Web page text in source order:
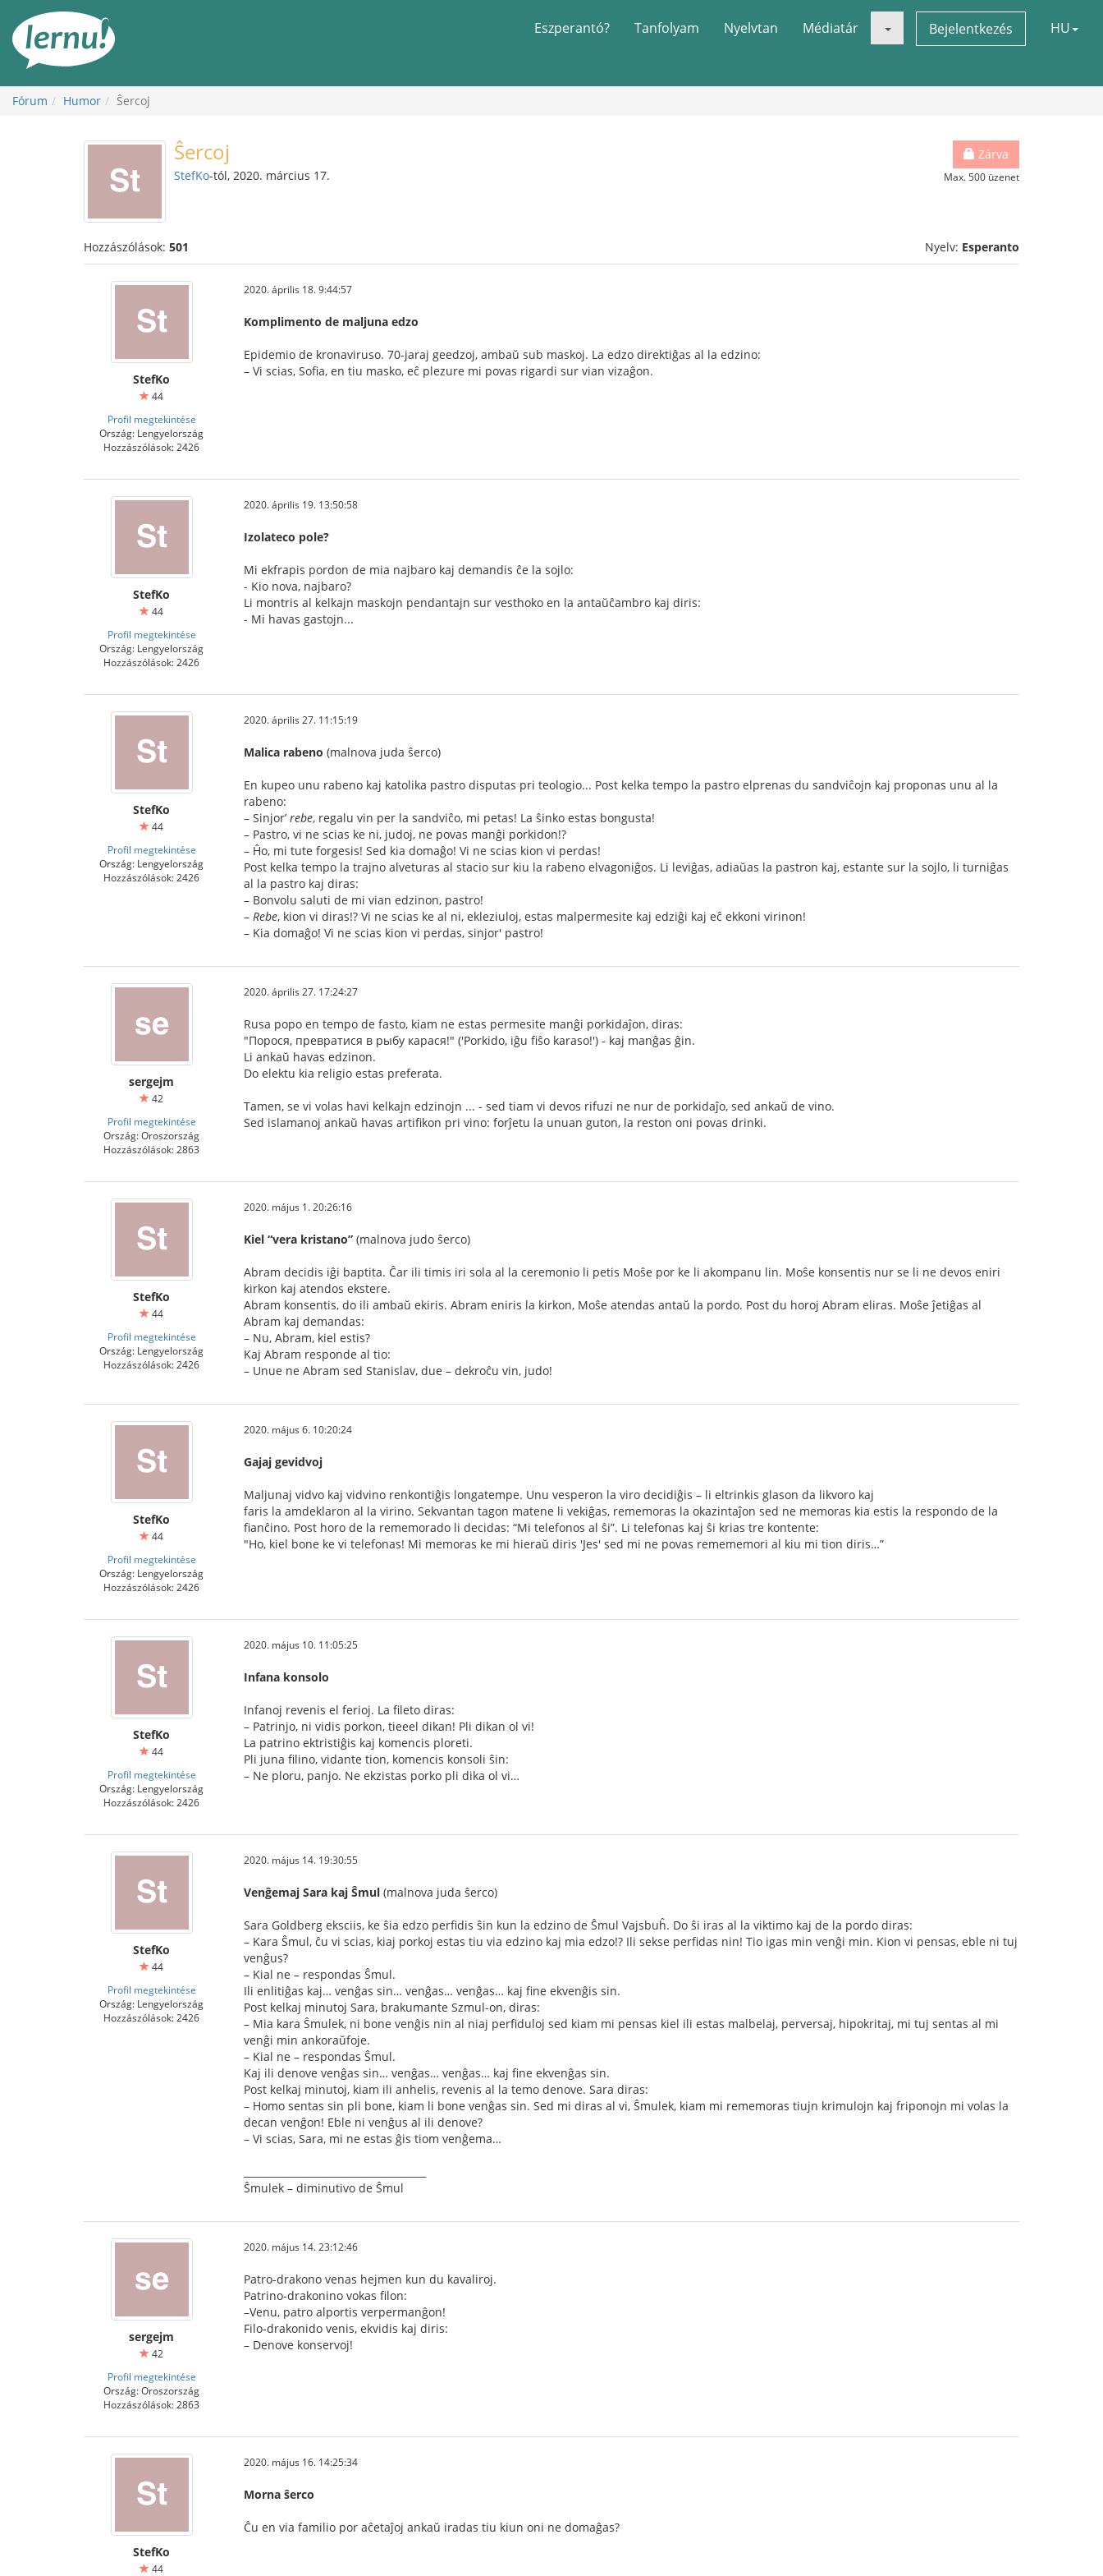
Eszperantó? Tanfolyam Nyelvtan Médiatár Bejelentkezés HU
Fórum Humor Ŝercoj
Zárva
Max. 500 üzenet
Ŝercoj
StefKo-tól, 2020. március 17.
Hozzászólások: 501 Nyelv: Esperanto
StefKo
44
Profil megtekintése
Ország: Lengyelország
Hozzászólások: 2426
2020. április 18. 9:44:57
Komplimento de maljuna edzo
Epidemio de kronaviruso. 70-jaraj geedzoj, ambaŭ sub maskoj. La edzo direktiĝas al la edzino:
– Vi scias, Sofia, en tiu masko, eĉ plezure mi povas rigardi sur vian vizaĝon.
StefKo
44
Profil megtekintése
Ország: Lengyelország
Hozzászólások: 2426
2020. április 19. 13:50:58
Izolateco pole?
Mi ekfrapis pordon de mia najbaro kaj demandis ĉe la sojlo:
- Kio nova, najbaro?
Li montris al kelkajn maskojn pendantajn sur vesthoko en la antaŭĉambro kaj diris:
- Mi havas gastojn...
StefKo
44
Profil megtekintése
Ország: Lengyelország
Hozzászólások: 2426
2020. április 27. 11:15:19
Malica rabeno (malnova juda ŝerco)
En kupeo unu rabeno kaj katolika pastro disputas pri teologio... Post kelka tempo la pastro elprenas du sandviĉojn kaj proponas unu al la
rabeno:
– Sinjor’ rebe, regalu vin per la sandviĉo, mi petas! La ŝinko estas bongusta!
– Pastro, vi ne scias ke ni, judoj, ne povas manĝi porkidon!?
– Ĥo, mi tute forgesis! Sed kia domaĝo! Vi ne scias kion vi perdas!
Post kelka tempo la trajno alveturas al stacio sur kiu la rabeno elvagoniĝos. Li leviĝas, adiaŭas la pastron kaj, estante sur la sojlo, li turniĝas
al la pastro kaj diras:
– Bonvolu saluti de mi vian edzinon, pastro!
– Rebe, kion vi diras!? Vi ne scias ke al ni, ekleziuloj, estas malpermesite kaj edziĝi kaj eĉ ekkoni virinon!
– Kia domaĝo! Vi ne scias kion vi perdas, sinjor' pastro!
sergejm
42
Profil megtekintése
Ország: Oroszország
Hozzászólások: 2863
2020. április 27. 17:24:27
Rusa popo en tempo de fasto, kiam ne estas permesite manĝi porkidaĵon, diras:
"Порося, превратися в рыбу карася!" ('Porkido, iĝu fiŝo karaso!') - kaj manĝas ĝin.
Li ankaŭ havas edzinon.
Do elektu kia religio estas preferata.
Tamen, se vi volas havi kelkajn edzinojn ... - sed tiam vi devos rifuzi ne nur de porkidaĵo, sed ankaŭ de vino.
Sed islamanoj ankaŭ havas artifikon pri vino: forĵetu la unuan guton, la reston oni povas drinki.
StefKo
44
Profil megtekintése
Ország: Lengyelország
Hozzászólások: 2426
2020. május 1. 20:26:16
Kiel “vera kristano” (malnova judo ŝerco)
Abram decidis iĝi baptita. Ĉar ili timis iri sola al la ceremonio li petis Moŝe por ke li akompanu lin. Moŝe konsentis nur se li ne devos eniri
kirkon kaj atendos ekstere.
Abram konsentis, do ili ambaŭ ekiris. Abram eniris la kirkon, Moŝe atendas antaŭ la pordo. Post du horoj Abram eliras. Moŝe ĵetiĝas al
Abram kaj demandas:
– Nu, Abram, kiel estis?
Kaj Abram responde al tio:
– Unue ne Abram sed Stanislav, due – dekroĉu vin, judo!
StefKo
44
Profil megtekintése
Ország: Lengyelország
Hozzászólások: 2426
2020. május 6. 10:20:24
Gajaj gevidvoj
Maljunaj vidvo kaj vidvino renkontiĝis longatempe. Unu vesperon la viro decidiĝis – li eltrinkis glason da likvoro kaj
faris la amdeklaron al la virino. Sekvantan tagon matene li vekiĝas, rememoras la okazintaĵon sed ne memoras kia estis la respondo de la
fianĉino. Post horo de la rememorado li decidas: “Mi telefonos al ŝi”. Li telefonas kaj ŝi krias tre kontente:
"Ho, kiel bone ke vi telefonas! Mi memoras ke mi hieraŭ diris 'Jes' sed mi ne povas remememori al kiu mi tion diris…”
StefKo
44
Profil megtekintése
Ország: Lengyelország
Hozzászólások: 2426
2020. május 10. 11:05:25
Infana konsolo
Infanoj revenis el ferioj. La fileto diras:
– Patrinjo, ni vidis porkon, tieeel dikan! Pli dikan ol vi!
La patrino ektristiĝis kaj komencis ploreti.
Pli juna filino, vidante tion, komencis konsoli ŝin:
– Ne ploru, panjo. Ne ekzistas porko pli dika ol vi…
StefKo
44
Profil megtekintése
Ország: Lengyelország
Hozzászólások: 2426
2020. május 14. 19:30:55
Venĝemaj Sara kaj Ŝmul (malnova juda ŝerco)
Sara Goldberg eksciis, ke ŝia edzo perfidis ŝin kun la edzino de Ŝmul Vajsbuĥ. Do ŝi iras al la viktimo kaj de la pordo diras:
– Kara Ŝmul, ĉu vi scias, kiaj porkoj estas tiu via edzino kaj mia edzo!? Ili sekse perfidas nin! Tio igas min venĝi min. Kion vi pensas, eble ni tuj
venĝus?
– Kial ne – respondas Ŝmul.
Ili enlitiĝas kaj… venĝas sin… venĝas… venĝas… kaj fine ekvenĝis sin.
Post kelkaj minutoj Sara, brakumante Szmul-on, diras:
– Mia kara Ŝmulek, ni bone venĝis nin al niaj perfiduloj sed kiam mi pensas kiel ili estas malbelaj, perversaj, hipokritaj, mi tuj sentas al mi
venĝi min ankoraŭfoje.
– Kial ne – respondas Ŝmul.
Kaj ili denove venĝas sin… venĝas… venĝas… kaj fine ekvenĝas sin.
Post kelkaj minutoj, kiam ili anhelis, revenis al la temo denove. Sara diras:
– Homo sentas sin pli bone, kiam li bone venĝas sin. Sed mi diras al vi, Ŝmulek, kiam mi rememoras tiujn krimulojn kaj friponojn mi volas la
decan venĝon! Eble ni venĝus al ili denove?
– Vi scias, Sara, mi ne estas ĝis tiom venĝema…
Ŝmulek – diminutivo de Ŝmul
sergejm
42
Profil megtekintése
Ország: Oroszország
Hozzászólások: 2863
2020. május 14. 23:12:46
Patro-drakono venas hejmen kun du kavaliroj.
Patrino-drakonino vokas filon:
–Venu, patro alportis verpermanĝon!
Filo-drakonido venis, ekvidis kaj diris:
– Denove konservoj!
StefKo
44
2020. május 16. 14:25:34
Morna ŝerco
Ĉu en via familio por aĉetaĵoj ankaŭ iradas tiu kiun oni ne domaĝas?